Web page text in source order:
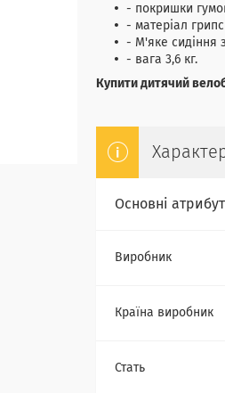
- покришки
- матеріал
- М'яке сидіння
- вага 3,6 кг.
Купити дитячий
Основні
Виробник
Країна виробник
Стать